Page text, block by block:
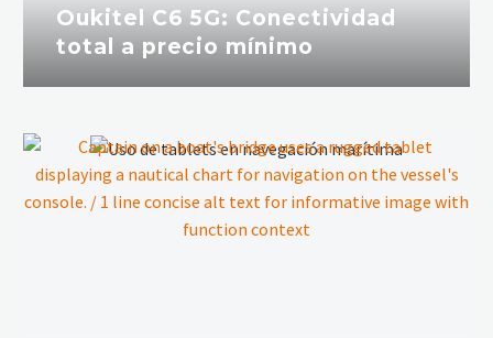
Oukitel C6 5G: Conectividad
total a precio mínimo